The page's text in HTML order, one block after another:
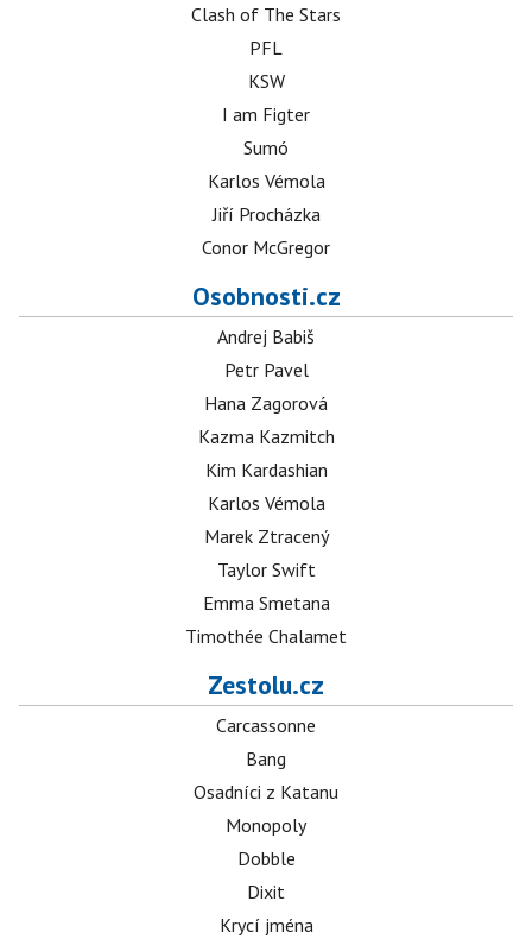
Clash of The Stars
PFL
KSW
I am Figter
Sumó
Karlos Vémola
Jiří Procházka
Conor McGregor
Osobnosti.cz
Andrej Babiš
Petr Pavel
Hana Zagorová
Kazma Kazmitch
Kim Kardashian
Karlos Vémola
Marek Ztracený
Taylor Swift
Emma Smetana
Timothée Chalamet
Zestolu.cz
Carcassonne
Bang
Osadníci z Katanu
Monopoly
Dobble
Dixit
Krycí jména